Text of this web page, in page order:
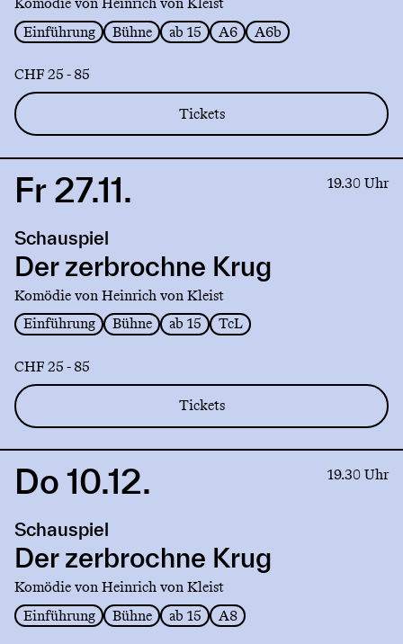
Einführung
Bühne ab 15 A6 A6b
CHF 25 - 85
Tickets
Link
Der
zerbrochne
Krug
Fr 27.11. 19.30 Uhr
Schauspiel
Der zerbrochne Krug
Komödie von Heinrich von Kleist
Einführung
Bühne ab 15 TcL
CHF 25 - 85
Tickets
Link
Der
zerbrochne
Krug
Do 10.12. 19.30 Uhr
Schauspiel
Der zerbrochne Krug
Komödie von Heinrich von Kleist
Einführung
Bühne ab 15 A8